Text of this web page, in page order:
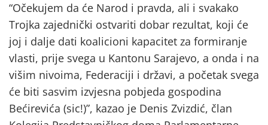
“Očekujem da će Narod i pravda, ali i svakako
Trojka zajednički ostvariti dobar rezultat, koji će
joj i dalje dati koalicioni kapacitet za formiranje
vlasti, prije svega u Kantonu Sarajevo, a onda i na
višim nivoima, Federaciji i državi, a početak svega
će biti sasvim izvjesna pobjeda gospodina
Bećirevića (sic!)”, kazao je Denis Zvizdić, član